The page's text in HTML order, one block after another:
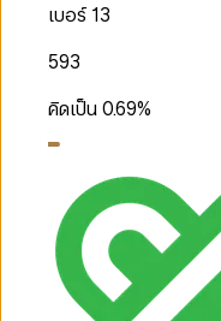
เบอร์ 13
593
คิดเป็น0.69%